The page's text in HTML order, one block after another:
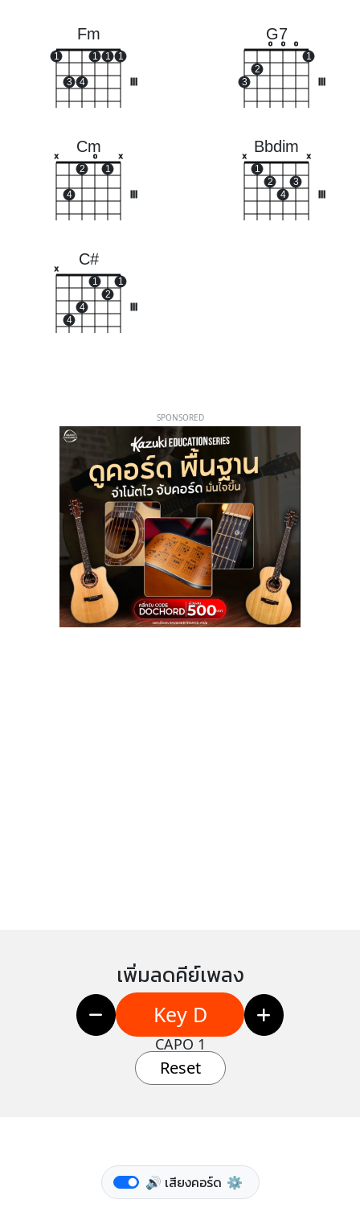
Fm
1
3 4
1 1 1
G7
3
2
o o o
1
Cm
x
4
2
o
1
x
Bbdim
x
1
2
4
3
x
C#
x
4
4
1
2
1
SPONSORED
เพิ่มลดคีย์เพลง
Key D
CAPO 1
Reset
🔊 เสียงคอร์ด ⚙️